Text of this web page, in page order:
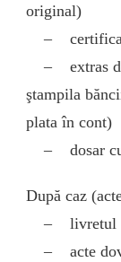
original)
–
– extras de
ştampila
plata în cont)
– dosar cu
După caz
– livretul
– acte